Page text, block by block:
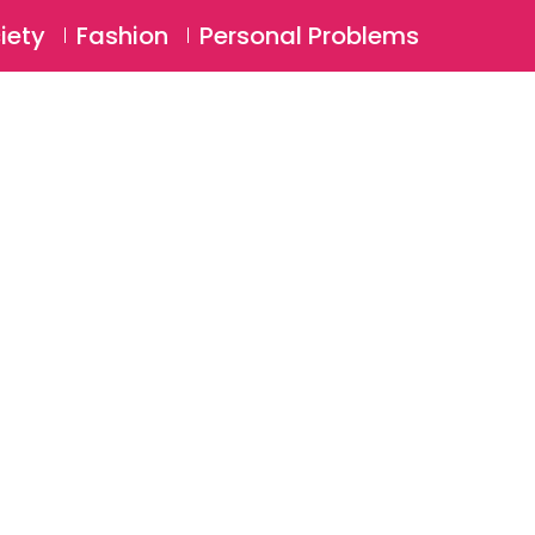
Login ⚲
Fashion Personal Problems